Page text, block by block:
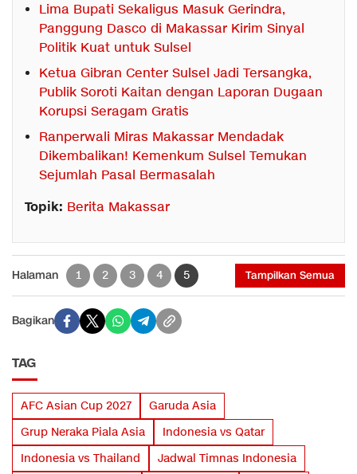
Lima Bupati Sekaligus Masuk Gerindra,
Panggung Dasco di Makassar Kirim Sinyal
Politik Kuat untuk Sulsel
Ketua Gibran Center Sulsel Jadi Tersangka,
Publik Soroti Kaitan dengan Laporan Dugaan
Korupsi Seragam Gratis
Ranperwali Miras Makassar Mendadak
Dikembalikan! Kemenkum Sulsel Temukan
Sejumlah Pasal Bermasalah
Topik: Berita Makassar
Halaman 1 2 3 4 5 Tampilkan Semua
Bagikan
TAG
AFC Asian Cup 2027
Garuda Asia
Grup Neraka Piala Asia
Indonesia vs Qatar
Indonesia vs Thailand
Jadwal Timnas Indonesia